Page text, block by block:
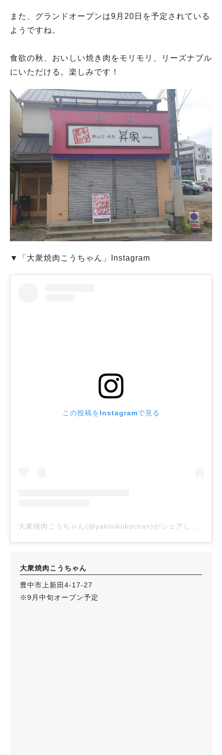
また、グランドオープンは9月20日を予定されている
ようですね。
食欲の秋、おいしい焼き肉をモリモリ、リーズナブル
にいただける。楽しみです！
▼「大衆焼肉こうちゃん」Instagram
この投稿をInstagramで見る
大衆焼肉こうちゃん(@yakinikukochan)がシェアした投稿
大衆焼肉こうちゃん
豊中市上新田4-17-27
※9月中旬オープン予定